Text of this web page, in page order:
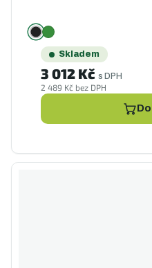
Skladem
2 489 Kč bez DPH
3 012 Kč s DPH